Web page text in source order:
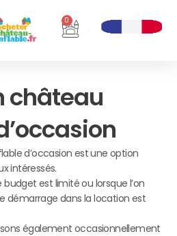
0
Panier
château
d’occasion est une option
intéressés.
est limité ou lorsque l’on
démarrage dans la location est
également occasionnellement